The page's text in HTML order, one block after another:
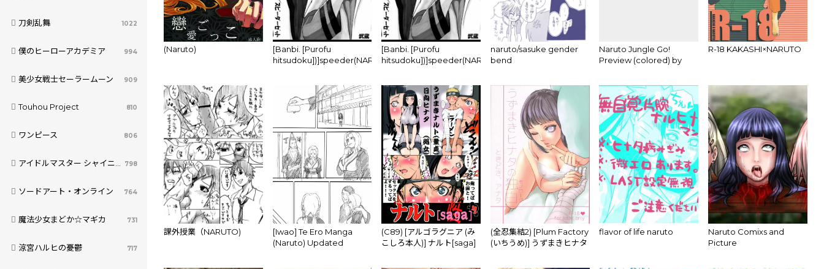
刀剣乱舞 1022
僕のヒーローアカデミア 994
美少女戦士セーラームーン 909
Touhou Project 810
ワンピース 806
アイドルマスター シャイニーカラーズ 798
ソードアート・オンライン 764
魔法少女まどか☆マギカ 731
涼宮ハルヒの憂鬱 717
(Naruto)
[Banbi. [Purofu
hitsudoku])]speeder(NARUTO)ongoing
[Banbi. [Purofu
hitsudoku])]speeder(NARUTO)ongoing
naruto/sasuke gender
bend
Naruto Jungle Go!
Preview (colored) by
R-18 KAKASHI×NARUTO
課外授業（NARUTO)
[Iwao] Te Ero Manga
(Naruto) Updated
(C89) [アルゴラグニア (み
こしろ本人)] ナルト[saga]
(全忍集結2) [Plum Factory
(いちうめ)] うずまきヒナタ
flavor of life naruto
Naruto Comixs and
Picture